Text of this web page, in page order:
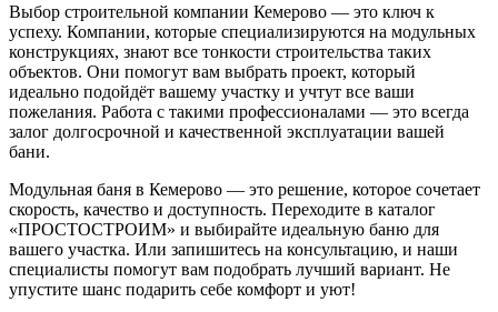
Выбор строительной компании Кемерово — это ключ к
успеху. Компании, которые специализируются на модульных
конструкциях, знают все тонкости строительства таких
объектов. Они помогут вам выбрать проект, который
идеально подойдёт вашему участку и учтут все ваши
пожелания. Работа с такими профессионалами — это всегда
залог долгосрочной и качественной эксплуатации вашей
бани.
Модульная баня в Кемерово — это решение, которое сочетает
скорость, качество и доступность. Переходите в каталог
«ПРОСТОСТРОИМ» и выбирайте идеальную баню для
вашего участка. Или запишитесь на консультацию, и наши
специалисты помогут вам подобрать лучший вариант. Не
упустите шанс подарить себе комфорт и уют!